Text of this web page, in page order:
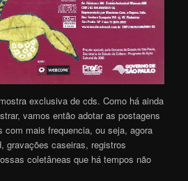
exclusiva de cds. Como há ainda
vamos então adotar as postagens
com mais frequencia, ou seja, agora
gravações caseiras, registros
coletâneas que há tempos não